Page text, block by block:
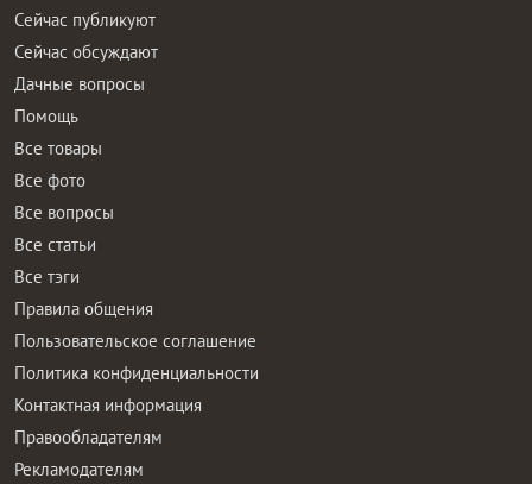
Сейчас публикуют
Сейчас обсуждают
Дачные вопросы
Помощь
Все товары
Все фото
Все вопросы
Все статьи
Все тэги
Правила общения
Пользовательское соглашение
Политика конфиденциальности
Контактная информация
Правообладателям
Рекламодателям